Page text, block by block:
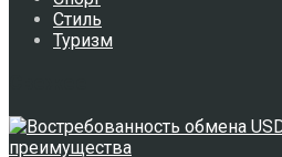
Стиль
Туризм